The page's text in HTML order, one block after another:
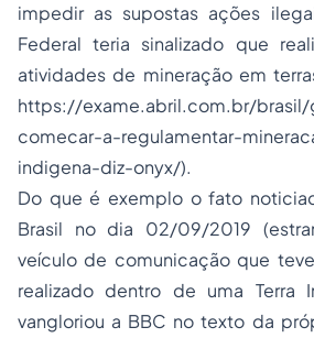
impedir as supostas ações
Federal teria sinalizado que
atividades de mineração em
https://exame.abril.com.br/brasil/
comecar-a-regulamentar-
indigena-diz-onyx/).
Do que é exemplo o fato
Brasil no dia 02/09/2019
veículo de comunicação que
realizado dentro de uma Terra
vangloriou a BBC no texto da